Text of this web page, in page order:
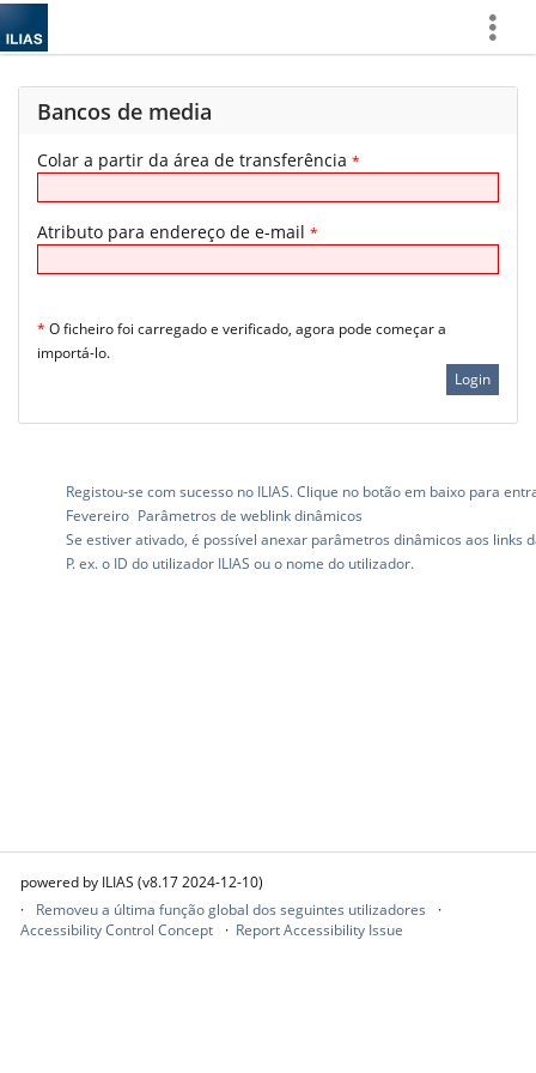
Bancos de media
Colar a partir da área de transferência *
Atributo para endereço de e-mail *
* O ficheiro foi carregado e verificado, agora pode começar a
importá-lo.
Registou-se com sucesso no ILIAS. Clique no botão em baixo para
Fevereiro Parâmetros de weblink dinâmicos
Se estiver ativado, é possível anexar parâmetros dinâmicos aos links
P. ex. o ID do utilizador ILIAS ou o nome do utilizador.
powered by ILIAS (v8.17 2024-12-10)
Removeu a última função global dos seguintes utilizadores
Accessibility Control Concept
Report Accessibility Issue